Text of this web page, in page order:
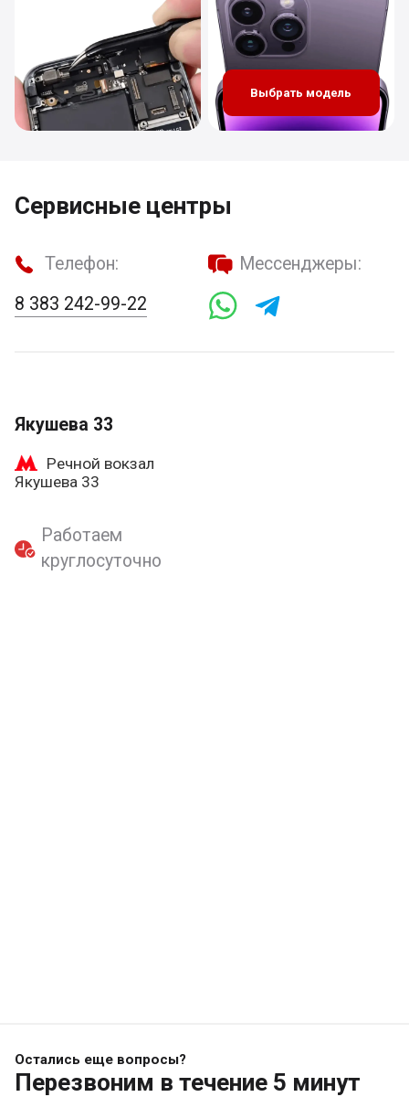
Выбрать модель
Сервисные центры
Телефон:
8 383 242-99-22
Мессенджеры:
Якушева 33
Речной вокзал
Якушева 33
Работаем
круглосуточно
Остались еще вопросы?
Перезвоним в течение 5 минут